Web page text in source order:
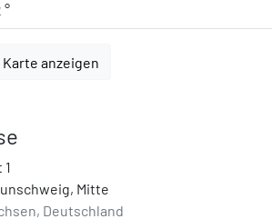
°
Karte anzeigen
Mitte
Deutschland